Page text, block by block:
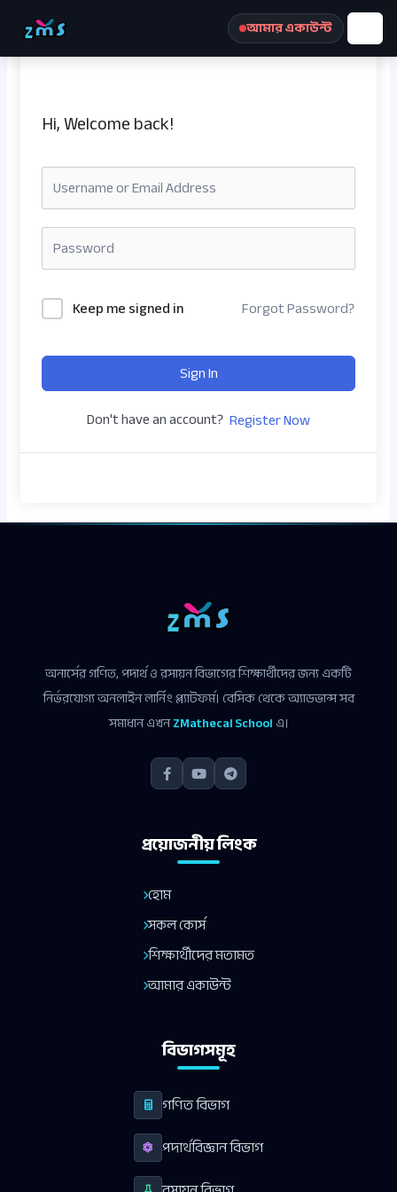
আমার একাউন্ট
Hi, Welcome back!
Keep me signed in Forgot Password?
Sign In
Don't have an account? Register Now
অনার্সের গণিত, পদার্থ ও রসায়ন বিভাগের শিক্ষার্থীদের জন্য একটি
নির্ভরযোগ্য অনলাইন লার্নিং প্ল্যাটফর্ম। বেসিক থেকে অ্যাডভান্স সব
সমাধান এখনZMathecal Schoolএ।
প্রয়োজনীয় লিংক
হোম
সকল কোর্স
শিক্ষার্থীদের মতামত
আমার একাউন্ট
বিভাগসমূহ
গণিত বিভাগ
পদার্থবিজ্ঞান বিভাগ